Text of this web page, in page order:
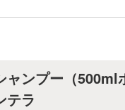
ンプー（500ml
テラ